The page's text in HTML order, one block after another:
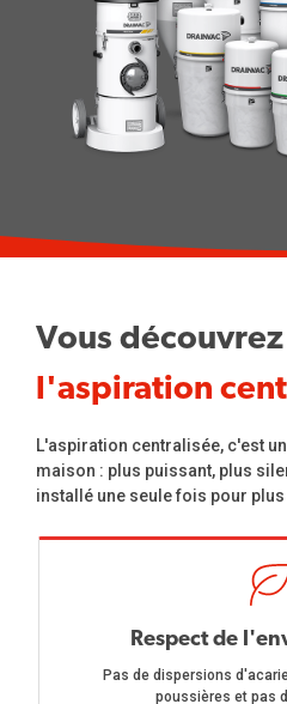
Vous découvrez
l'aspiration
L'aspiration centralisée, c'est
maison : plus puissant, plus
installé une seule fois pour plus
Respect de
Pas de dispersions
poussières et pas